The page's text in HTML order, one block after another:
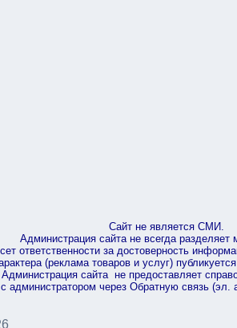
Сайт не является СМИ.
Администрация сайта не всегда разделяет
ответственности за достоверность
(реклама товаров и услуг)
Администрация сайта не предоставляет
администратором через Обратную связь (эл.